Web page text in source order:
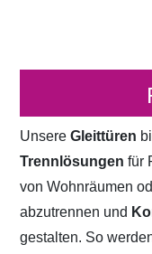
UnsereGleittüren
Trennlösungen für
von Wohnräumen
abzutrennen und
gestalten. So